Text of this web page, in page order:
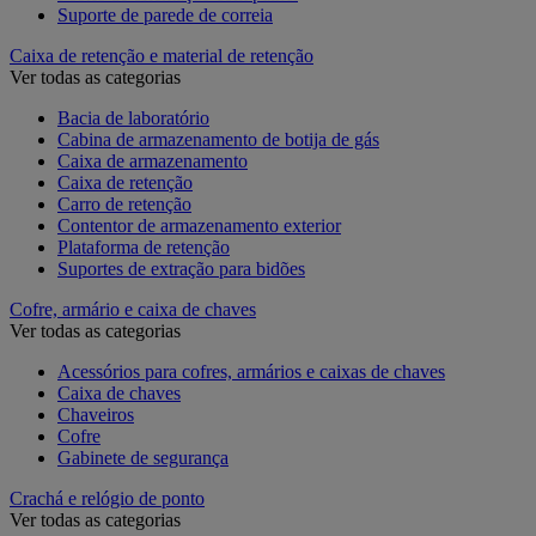
Suporte de parede de correia
Caixa de retenção e material de retenção
Ver todas as categorias
Bacia de laboratório
Cabina de armazenamento de botija de gás
Caixa de armazenamento
Caixa de retenção
Carro de retenção
Contentor de armazenamento exterior
Plataforma de retenção
Suportes de extração para bidões
Cofre, armário e caixa de chaves
Ver todas as categorias
Acessórios para cofres, armários e caixas de chaves
Caixa de chaves
Chaveiros
Cofre
Gabinete de segurança
Crachá e relógio de ponto
Ver todas as categorias